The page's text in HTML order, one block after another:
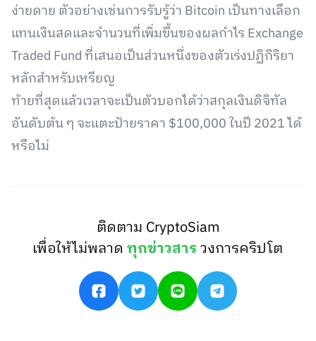
ง่ายดาย ตัวอย่างเช่นการรับรู้ว่า Bitcoin เป็นทางเลือก
แทนเงินสดและจำนวนที่เพิ่มขึ้นของผลกำไร Exchange
Traded Fund ที่เสนอเป็นส่วนหนึ่งของตัวเร่งปฏิกิริยา
หลักสำหรับเหรียญ
ท้ายที่สุดแล้วเวลาจะเป็นตัวบอกได้ว่าสกุลเงินดิจิทัล
อันดับต้น ๆ จะแตะป้ายราคา $100,000 ในปี 2021 ได้
หรือไม่
ติดตาม CryptoSiam
เพื่อให้ไม่พลาดทุกข่าวสารวงการคริปโต